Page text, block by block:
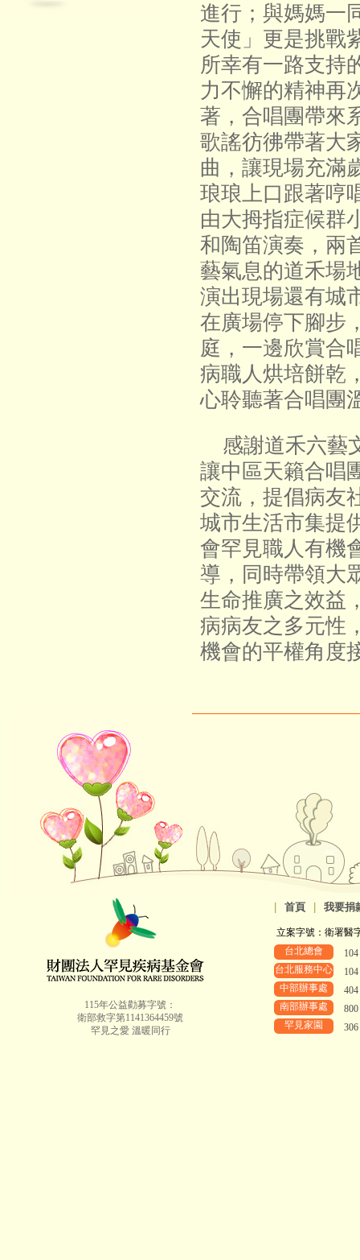
進行；與媽媽一
天使」更是挑戰
所幸有一路支持
力不懈的精神再
著，合唱團帶來
歌謠彷彿帶著大
曲，讓現場充滿
琅琅上口跟著哼
由大拇指症候群
和陶笛演奏，兩
藝氣息的道禾場
演出現場還有城
在廣場停下腳步
庭，一邊欣賞合
病職人烘培餅乾
心聆聽著合唱團
感謝道禾六藝
讓中區天籟合唱
交流，提倡病友
城市生活市集提
會罕見職人有機
導，同時帶領大
生命推廣之效益
病病友之多元性
機會的平權角度
115年公益勸募字號：
衛部救字第1141364459號
罕見之愛 溫暖同行
首頁 我要捐
立案字號：衛署醫
台北總會
台北服務中心
中部辦事處
南部辦事處
罕見家園